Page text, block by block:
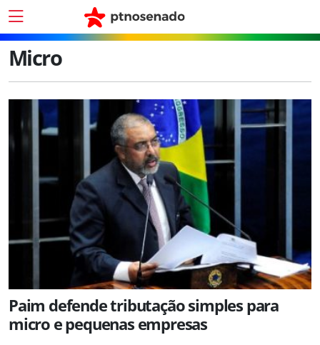
Micro
Paim defende tributação simples para
micro e pequenas empresas